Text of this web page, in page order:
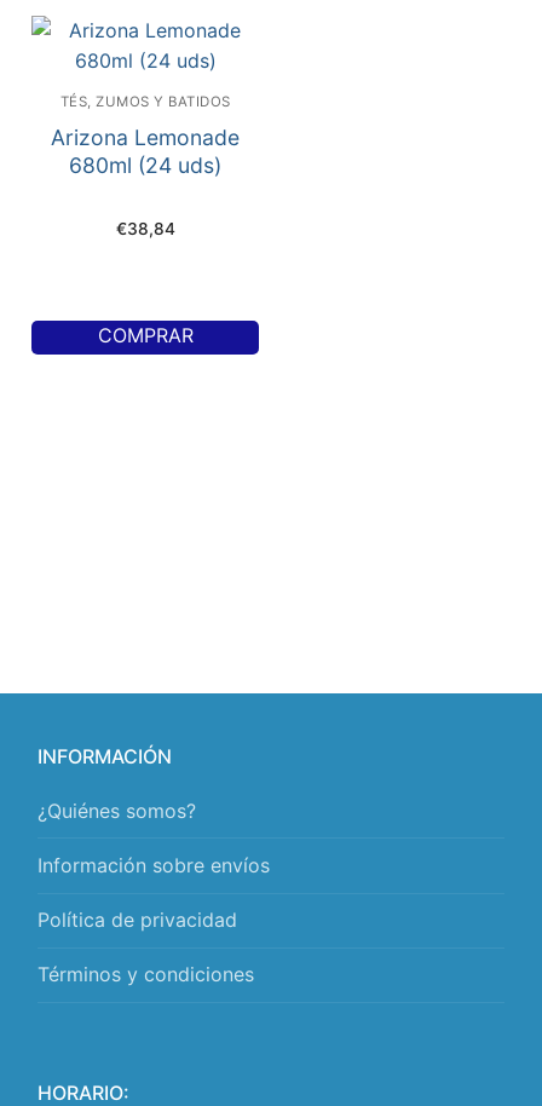
TÉS, ZUMOS Y BATIDOS
Arizona Lemonade
680ml (24 uds)
€38,84
COMPRAR
INFORMACIÓN
¿Quiénes somos?
Información sobre envíos
Política de privacidad
Términos y condiciones
HORARIO: